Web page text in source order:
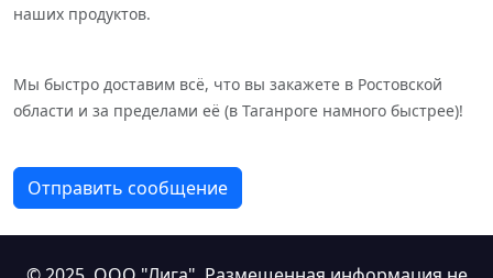
наших продуктов.
Мы быстро доставим всё, что вы закажете в Ростовской
области и за пределами её (в Таганроге намного быстрее)!
Отправить сообщение